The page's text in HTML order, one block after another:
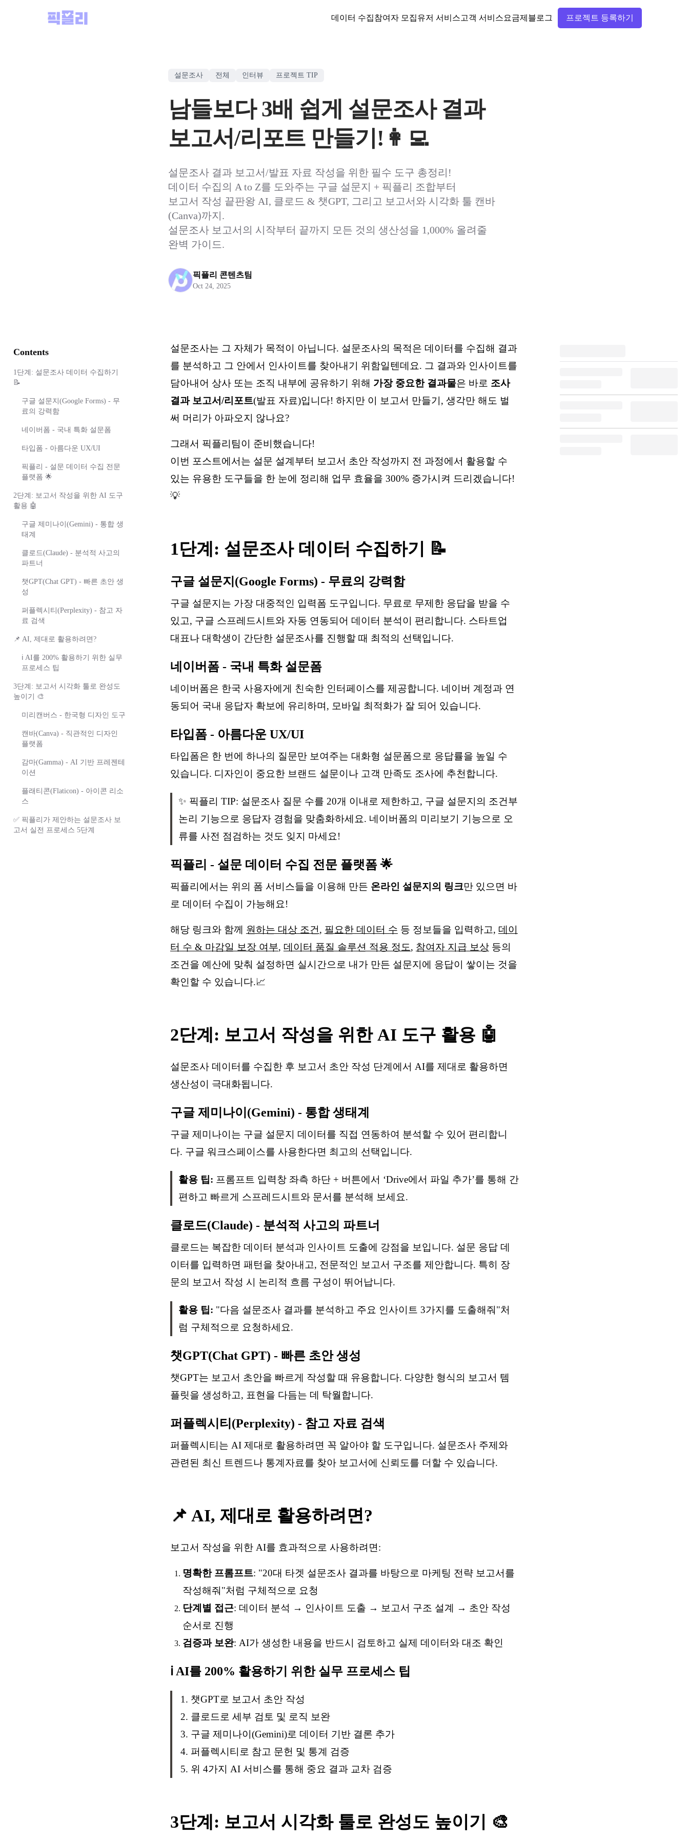
데이터 수집참여자 모집유저 서비스고객 서비스요금제 블로그 프로젝트 등록하기
설문조사 전체 인터뷰 프로젝트 TIP
남들보다 3배 쉽게 설문조사 결과
보고서/리포트 만들기!👩‍💻
설문조사 결과 보고서/발표 자료 작성을 위한 필수 도구 총정리!
데이터 수집의 A to Z를 도와주는 구글 설문지 + 픽플리 조합부터
보고서 작성 끝판왕 AI, 클로드 & 챗GPT, 그리고 보고서와 시각화 툴 캔바
(Canva)까지.
설문조사 보고서의 시작부터 끝까지 모든 것의 생산성을 1,000% 올려줄
완벽 가이드.
픽플리 콘텐츠팀
Oct 24, 2025
설문조사는 그 자체가 목적이 아닙니다. 설문조사의 목적은 데이터를 수집해 결과
를 분석하고 그 안에서 인사이트를 찾아내기 위함일텐데요. 그 결과와 인사이트를
담아내어 상사 또는 조직 내부에 공유하기 위해 가장 중요한 결과물은 바로 조사
결과 보고서/리포트(발표 자료)입니다! 하지만 이 보고서 만들기, 생각만 해도 벌
써 머리가 아파오지 않나요?
그래서 픽플리팀이 준비했습니다!
이번 포스트에서는 설문 설계부터 보고서 초안 작성까지 전 과정에서 활용할 수
있는 유용한 도구들을 한 눈에 정리해 업무 효율을 300% 증가시켜 드리겠습니다!
💡
1단계: 설문조사 데이터 수집하기 📝
구글 설문지(Google Forms) - 무료의 강력함
구글 설문지는 가장 대중적인 입력폼 도구입니다. 무료로 무제한 응답을 받을 수
있고, 구글 스프레드시트와 자동 연동되어 데이터 분석이 편리합니다. 스타트업
대표나 대학생이 간단한 설문조사를 진행할 때 최적의 선택입니다.
네이버폼 - 국내 특화 설문폼
네이버폼은 한국 사용자에게 친숙한 인터페이스를 제공합니다. 네이버 계정과 연
동되어 국내 응답자 확보에 유리하며, 모바일 최적화가 잘 되어 있습니다.
타입폼 - 아름다운 UX/UI
타입폼은 한 번에 하나의 질문만 보여주는 대화형 설문폼으로 응답률을 높일 수
있습니다. 디자인이 중요한 브랜드 설문이나 고객 만족도 조사에 추천합니다.
✨ 픽플리 TIP: 설문조사 질문 수를 20개 이내로 제한하고, 구글 설문지의 조건부
논리 기능으로 응답자 경험을 맞춤화하세요. 네이버폼의 미리보기 기능으로 오
류를 사전 점검하는 것도 잊지 마세요!
픽플리 - 설문 데이터 수집 전문 플랫폼 🌟
픽플리에서는 위의 폼 서비스들을 이용해 만든 온라인 설문지의 링크만 있으면 바
로 데이터 수집이 가능해요!
해당 링크와 함께 원하는 대상 조건, 필요한 데이터 수 등 정보들을 입력하고, 데이
터 수 & 마감일 보장 여부, 데이터 품질 솔루션 적용 정도, 참여자 지급 보상 등의
조건을 예산에 맞춰 설정하면 실시간으로 내가 만든 설문지에 응답이 쌓이는 것을
확인할 수 있습니다.📈
2단계: 보고서 작성을 위한 AI 도구 활용 🤖
설문조사 데이터를 수집한 후 보고서 초안 작성 단계에서 AI를 제대로 활용하면
생산성이 극대화됩니다.
구글 제미나이(Gemini) - 통합 생태계
구글 제미나이는 구글 설문지 데이터를 직접 연동하여 분석할 수 있어 편리합니
다. 구글 워크스페이스를 사용한다면 최고의 선택입니다.
활용 팁: 프롬프트 입력창 좌측 하단 + 버튼에서 ‘Drive에서 파일 추가’를 통해 간
편하고 빠르게 스프레드시트와 문서를 분석해 보세요.
클로드(Claude) - 분석적 사고의 파트너
클로드는 복잡한 데이터 분석과 인사이트 도출에 강점을 보입니다. 설문 응답 데
이터를 입력하면 패턴을 찾아내고, 전문적인 보고서 구조를 제안합니다. 특히 장
문의 보고서 작성 시 논리적 흐름 구성이 뛰어납니다.
활용 팁: "다음 설문조사 결과를 분석하고 주요 인사이트 3가지를 도출해줘"처
럼 구체적으로 요청하세요.
챗GPT(Chat GPT) - 빠른 초안 생성
챗GPT는 보고서 초안을 빠르게 작성할 때 유용합니다. 다양한 형식의 보고서 템
플릿을 생성하고, 표현을 다듬는 데 탁월합니다.
퍼플렉시티(Perplexity) - 참고 자료 검색
퍼플렉시티는 AI 제대로 활용하려면 꼭 알아야 할 도구입니다. 설문조사 주제와
관련된 최신 트렌드나 통계자료를 찾아 보고서에 신뢰도를 더할 수 있습니다.
📌 AI, 제대로 활용하려면?
보고서 작성을 위한 AI를 효과적으로 사용하려면:
명확한 프롬프트: "20대 타겟 설문조사 결과를 바탕으로 마케팅 전략 보고서를
작성해줘"처럼 구체적으로 요청
단계별 접근: 데이터 분석 → 인사이트 도출 → 보고서 구조 설계 → 초안 작성
순서로 진행
검증과 보완: AI가 생성한 내용을 반드시 검토하고 실제 데이터와 대조 확인
ℹ️ AI를 200% 활용하기 위한 실무 프로세스 팁
챗GPT로 보고서 초안 작성
클로드로 세부 검토 및 로직 보완
구글 제미나이(Gemini)로 데이터 기반 결론 추가
퍼플렉시티로 참고 문헌 및 통계 검증
위 4가지 AI 서비스를 통해 중요 결과 교차 검증
3단계: 보고서 시각화 툴로 완성도 높이기 🎨
Contents
1단계: 설문조사 데이터 수집하기
📝
구글 설문지(Google Forms) - 무
료의 강력함
네이버폼 - 국내 특화 설문폼
타입폼 - 아름다운 UX/UI
픽플리 - 설문 데이터 수집 전문
플랫폼 🌟
2단계: 보고서 작성을 위한 AI 도구
활용 🤖
구글 제미나이(Gemini) - 통합 생
태계
클로드(Claude) - 분석적 사고의
파트너
챗GPT(Chat GPT) - 빠른 초안 생
성
퍼플렉시티(Perplexity) - 참고 자
료 검색
📌 AI, 제대로 활용하려면?
ℹ️ AI를 200% 활용하기 위한 실무
프로세스 팁
3단계: 보고서 시각화 툴로 완성도
높이기 🎨
미리캔버스 - 한국형 디자인 도구
캔바(Canva) - 직관적인 디자인
플랫폼
감마(Gamma) - AI 기반 프레젠테
이션
플래티콘(Flaticon) - 아이콘 리소
스
✅ 픽플리가 제안하는 설문조사 보
고서 실전 프로세스 5단계